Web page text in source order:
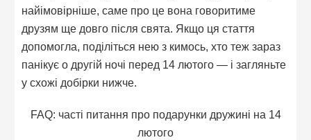
найімовірніше, саме про це вона говоритиме
друзям ще довго після свята. Якщо ця стаття
допомогла, поділіться нею з кимось, хто теж зараз
панікує о другій ночі перед 14 лютого — і загляньте
у схожі добірки нижче.
FAQ: часті питання про подарунки дружині на 14
лютого